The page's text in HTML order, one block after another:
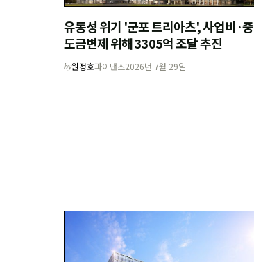
유동성 위기 '군포 트리아츠', 사업비·중
도금변제 위해 3305억 조달 추진
by원정호파이낸스2026년 7월 29일